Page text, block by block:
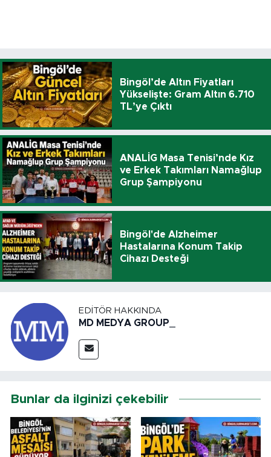
Bingöl’de Altın Fiyatları
Yükselişte: Gram Altın 6.710
TL’ye Çıktı
ANALİG Masa Tenisi’nde Kız
ve Erkek Takımları Namağlup
Grup Şampiyonu
Bingöl'de Alzheimer
Hastalarına Konum Takip
Cihazı Desteği
EDITÖR HAKKINDA
MD MEDYA GROUP_
Bunlar da ilginizi çekebilir